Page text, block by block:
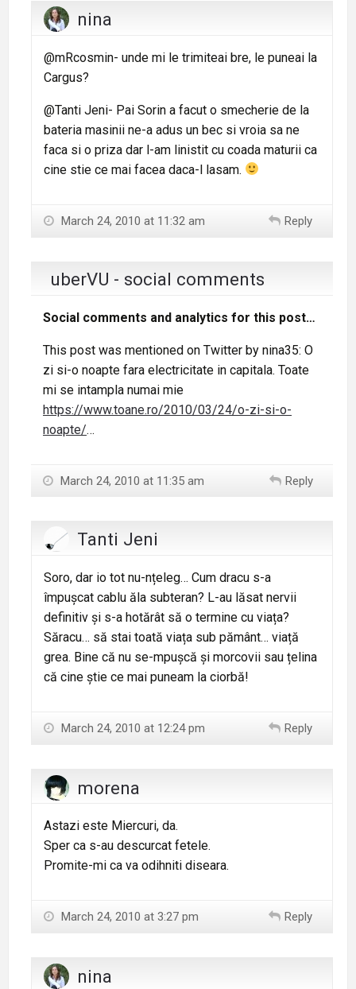
nina
@mRcosmin- unde mi le trimiteai bre, le puneai la
Cargus?
@Tanti Jeni- Pai Sorin a facut o smecherie de la
bateria masinii ne-a adus un bec si vroia sa ne
faca si o priza dar l-am linistit cu coada maturii ca
cine stie ce mai facea daca-l lasam.
March 24, 2010 at 11:32 am Reply
uberVU - social comments
Social comments and analytics for this post…
This post was mentioned on Twitter by nina35: O
zi si-o noapte fara electricitate in capitala. Toate
mi se intampla numai mie
https://www.toane.ro/2010/03/24/o-zi-si-o-
noapte/…
March 24, 2010 at 11:35 am Reply
Tanti Jeni
Soro, dar io tot nu-nțeleg… Cum dracu s-a
împușcat cablu ăla subteran? L-au lăsat nervii
definitiv și s-a hotărât să o termine cu viața?
Săracu… să stai toată viața sub pământ… viață
grea. Bine că nu se-mpușcă și morcovii sau țelina
că cine știe ce mai puneam la ciorbă!
March 24, 2010 at 12:24 pm Reply
morena
Astazi este Miercuri, da.
Sper ca s-au descurcat fetele.
Promite-mi ca va odihniti diseara.
March 24, 2010 at 3:27 pm Reply
nina